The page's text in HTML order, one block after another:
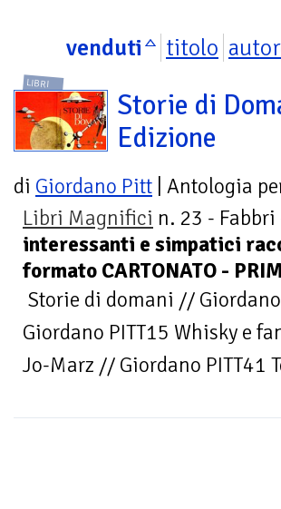
venduti
titolo
LIBRI
Storie di
Edizione
di Giordano Pitt | Antologia
Libri Magnifici n. 23 - Fabbri
interessanti e simpatici
formato CARTONATO -
Storie di domani //
Giordano PITT15 Whisky e
Jo-Marz // Giordano PITT41